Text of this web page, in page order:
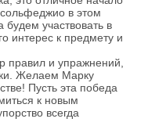
в этом
будем участвовать в
интерес к предмету и
правил и упражнений,
Желаем Марку
Пусть эта победа
к новым
всегда